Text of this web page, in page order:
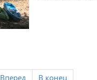
Вперед В конец